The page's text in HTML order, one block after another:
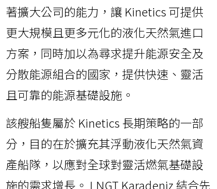
著擴大公司的能力，讓 Kinetics 可提供
更大規模且更多元化的液化天然氣進口
方案，同時加以為尋求提升能源安全及
分散能源組合的國家，提供快速、靈活
且可靠的能源基礎設施。
該艘船隻屬於 Kinetics 長期策略的一部
分，目的在於擴充其浮動液化天然氣資
產船隊，以應對全球對靈活燃氣基礎設
施的需求增長。 LNGT Karadeniz 結合先